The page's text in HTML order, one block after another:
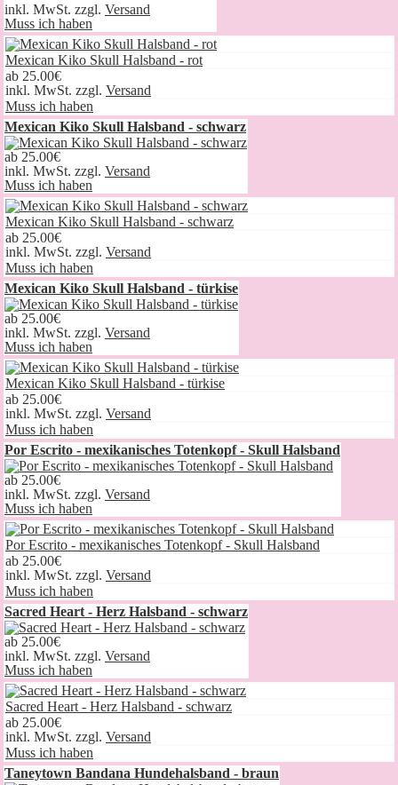
inkl. MwSt. zzgl. Versand
Muss ich haben
Mexican Kiko Skull Halsband - rot
ab 25.00€
inkl. MwSt. zzgl. Versand
Muss ich haben
Mexican Kiko Skull Halsband - schwarz
ab 25.00€
inkl. MwSt. zzgl. Versand
Muss ich haben
Mexican Kiko Skull Halsband - schwarz
ab 25.00€
inkl. MwSt. zzgl. Versand
Muss ich haben
Mexican Kiko Skull Halsband - türkise
ab 25.00€
inkl. MwSt. zzgl. Versand
Muss ich haben
Mexican Kiko Skull Halsband - türkise
ab 25.00€
inkl. MwSt. zzgl. Versand
Muss ich haben
Por Escrito - mexikanisches Totenkopf - Skull Halsband
ab 25.00€
inkl. MwSt. zzgl. Versand
Muss ich haben
Por Escrito - mexikanisches Totenkopf - Skull Halsband
ab 25.00€
inkl. MwSt. zzgl. Versand
Muss ich haben
Sacred Heart - Herz Halsband - schwarz
ab 25.00€
inkl. MwSt. zzgl. Versand
Muss ich haben
Sacred Heart - Herz Halsband - schwarz
ab 25.00€
inkl. MwSt. zzgl. Versand
Muss ich haben
Taneytown Bandana Hundehalsband - braun